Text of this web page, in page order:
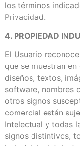
los términos
Privacidad.
4. PROPIEDAD
El Usuario
que se muestran
diseños, textos,
software, nombres
otros signos
comercial están
Intelectual y todas
signos distintivos,